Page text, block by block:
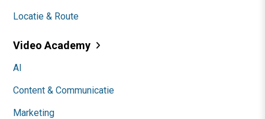
Locatie & Route
Video Academy
AI
Content & Communicatie
Marketing